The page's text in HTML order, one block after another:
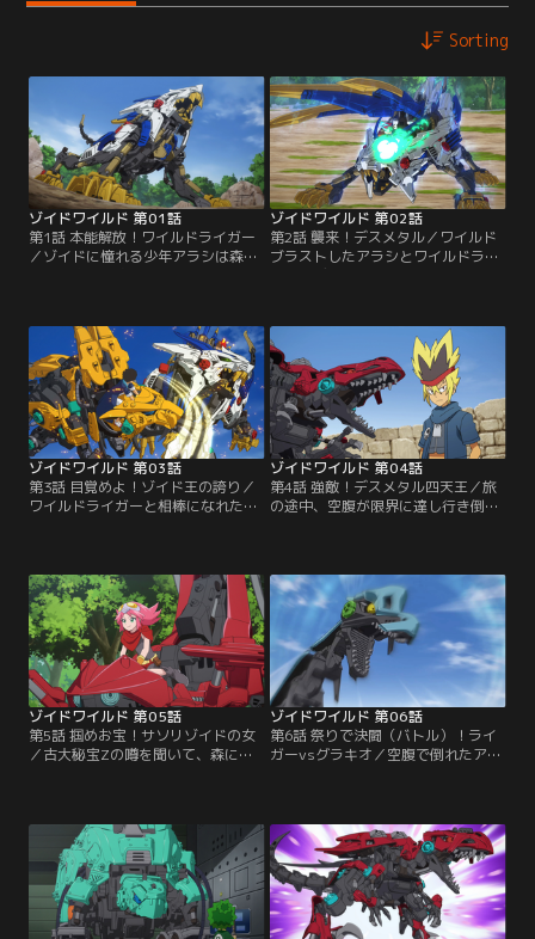
Sorting
ゾイドワイルド 第01話
第1話 本能解放！ワイルドライガー
／ゾイドに憧れる少年アラシは森の
団のリーダー・ベーコンだった。彼
らの目的は、ゾイドの王と呼ばれる
ワイルドライガー。再び森に入った
アラシは、その伝説のライオン種ワ
イルドライガーと遭遇する！【提
供：バンダイチャンネル】
ゾイドワイルド 第02話
第2話 襲来！デスメタル／ワイルド
ブラストしたアラシとワイルドライ
ガーはデスメタルを撃破した。だが
め、様々な方法でワイルドライガー
にアタックするが一蹴されてしま
う。見かねたベーコンがゾイドとの
向き合い方を教える。そんな時デス
メタルが再び村を襲ってきた。【提
供：バンダイチャンネル】
ゾイドワイルド 第03話
第3話 目覚めよ！ゾイド王の誇り／
ワイルドライガーと相棒になれたア
イドの特性を理解し、ワイルドライ
ガーと一体になるため厳しい特訓を
積んでいくアラシ。【提供：バンダ
イチャンネル】
ゾイドワイルド 第04話
第4話 強敵！デスメタル四天王／旅
の途中、空腹が限界に達し行き倒れ
ーの捕獲”だった。目的を知ったア
ラシは正体がばれる前に逃げ出そう
とするが、そこへデスメタル四天王
のひとり“瞬撃のドレイク”が現れ
る。【提供：バンダイチャンネル】
ゾイドワイルド 第05話
第5話 掴めお宝！サソリゾイドの女
／古大秘宝Zの噂を聞いて、森に入
を探していた。お宝をめぐり、はじ
めは敵対していた二人だが、徐々に
打ち解けていく。そして森の奥にあ
る洞窟で、月の光に照らされて輝く
お宝を見つけるが…。【提供：バン
ダイチャンネル】
ゾイドワイルド 第06話
第6話 祭りで決闘（バトル）！ライ
ガーvsグラキオ／空腹で倒れたアラ
ロ村の代表として出場することにな
る。しかし、となり村代表としてア
ラシとワイルドライガーの前に立ち
ふさがったのは、クロアメとグラキ
オサウルスだった。【提供：バンダ
イチャンネル】